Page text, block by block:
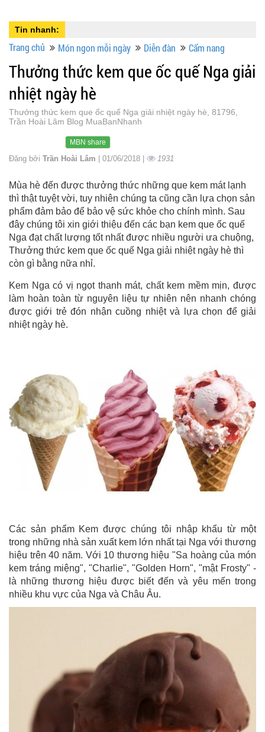
Tin nhanh:
Trang chủ Món ngon mỗi ngày Diễn đàn Cẩm nang
Thưởng thức kem que ốc quế Nga giải
nhiệt ngày hè
Thưởng thức kem que ốc quế Nga giải nhiệt ngày hè, 81796,
Trần Hoài Lâm Blog MuaBanNhanh
MBN share
Đăng bởi Trần Hoài Lâm | 01/06/2018 | 1931
Mùa hè đến được thưởng thức những que kem mát lạnh
thì thật tuyệt vời, tuy nhiên chúng ta cũng cần lựa chọn sản
phẩm đảm bảo để bảo vệ sức khỏe cho chính mình. Sau
đây chúng tôi xin giới thiệu đến các bạn kem que ốc quế
Nga đạt chất lượng tốt nhất được nhiều người ưa chuộng,
Thưởng thức kem que ốc quế Nga giải nhiệt ngày hè thì
còn gì bằng nữa nhỉ.
Kem Nga có vị ngọt thanh mát, chất kem mềm mịn, được
làm hoàn toàn từ nguyên liệu tự nhiên nên nhanh chóng
được giới trẻ đón nhận cuồng nhiệt và lựa chọn để giải
nhiệt ngày hè.
Các sản phẩm Kem được chúng tôi nhập khẩu từ một
trong những nhà sản xuất kem lớn nhất tại Nga với thương
hiệu trên 40 năm. Với 10 thương hiệu "Sa hoàng của món
kem tráng miệng", "Charlie", "Golden Horn", "mật Frosty" -
là những thương hiệu được biết đến và yêu mến trong
nhiều khu vực của Nga và Châu Âu.